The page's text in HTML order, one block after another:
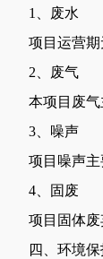
1、废水
项目运营
2、废气
本项目废
3、噪声
项目噪声
4、固废
项目固体
四、环境